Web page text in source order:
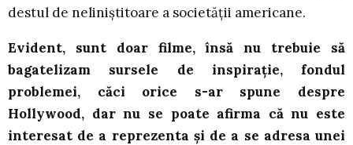
destul de neliniştitoare a societăţii americane.
Evident, sunt doar filme, însă nu trebuie să
bagatelizam sursele de inspiraţie, fondul
problemei, căci orice s-ar spune despre
Hollywood, dar nu se poate afirma că nu este
interesat de a reprezenta şi de a se adresa unei